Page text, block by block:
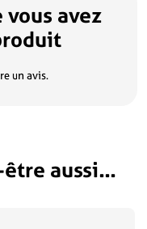
avez
un avis.
être aussi…